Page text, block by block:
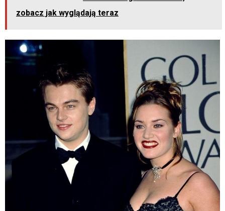
o
zobacz jak wyglądają teraz